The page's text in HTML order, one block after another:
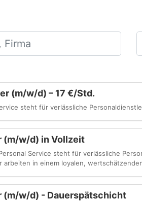
(m/w/d) – 17 €/Std.
steht für verlässliche
(m/w/d) in Vollzeit
Service steht für verlässliche
arbeiten in einem loyalen,
(m/w/d) - Dauerspätschicht